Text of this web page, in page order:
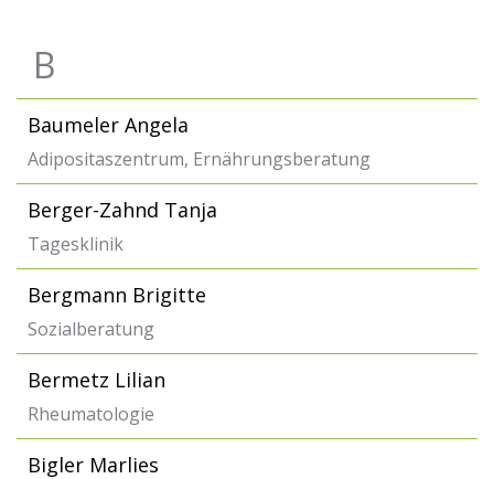
B
Baumeler Angela
Adipositaszentrum, Ernährungsberatung
Berger-Zahnd Tanja
Tagesklinik
Bergmann Brigitte
Sozialberatung
Bermetz Lilian
Rheumatologie
Bigler Marlies